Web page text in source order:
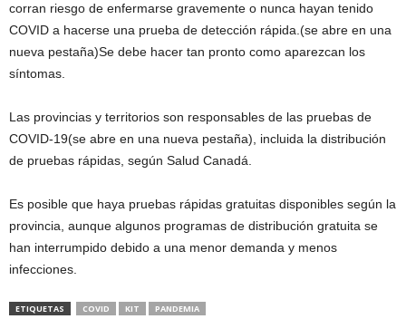
corran riesgo de enfermarse gravemente o nunca hayan tenido
COVID a hacerse una prueba de detección rápida.(se abre en una
nueva pestaña)Se debe hacer tan pronto como aparezcan los
síntomas.
Las provincias y territorios son responsables de las pruebas de
COVID-19(se abre en una nueva pestaña), incluida la distribución
de pruebas rápidas, según Salud Canadá.
Es posible que haya pruebas rápidas gratuitas disponibles según la
provincia, aunque algunos programas de distribución gratuita se
han interrumpido debido a una menor demanda y menos
infecciones.
ETIQUETAS COVID KIT PANDEMIA